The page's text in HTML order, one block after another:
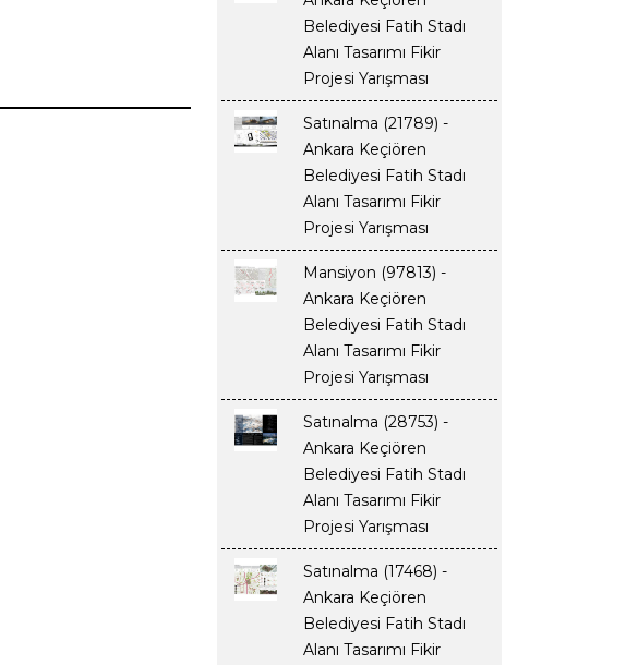
Belediyesi Fatih Stadı
Alanı Tasarımı Fikir
Projesi Yarışması
Satınalma (21789) -
Ankara Keçiören
Belediyesi Fatih Stadı
Alanı Tasarımı Fikir
Projesi Yarışması
Mansiyon (97813) -
Ankara Keçiören
Belediyesi Fatih Stadı
Alanı Tasarımı Fikir
Projesi Yarışması
Satınalma (28753) -
Ankara Keçiören
Belediyesi Fatih Stadı
Alanı Tasarımı Fikir
Projesi Yarışması
Satınalma (17468) -
Ankara Keçiören
Belediyesi Fatih Stadı
Alanı Tasarımı Fikir